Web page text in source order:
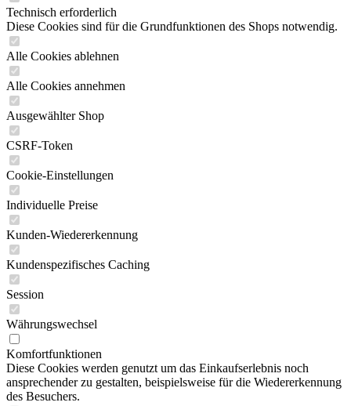
Technisch erforderlich
Diese Cookies sind für die Grundfunktionen des Shops notwendig.
Alle Cookies ablehnen
Alle Cookies annehmen
Ausgewählter Shop
CSRF-Token
Cookie-Einstellungen
Individuelle Preise
Kunden-Wiedererkennung
Kundenspezifisches Caching
Session
Währungswechsel
Komfortfunktionen
Diese Cookies werden genutzt um das Einkaufserlebnis noch
ansprechender zu gestalten, beispielsweise für die Wiedererkennung
des Besuchers.